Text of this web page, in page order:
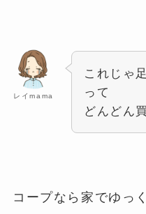
レイmama
これじゃ
って
どんどん
コープなら家でゆっ